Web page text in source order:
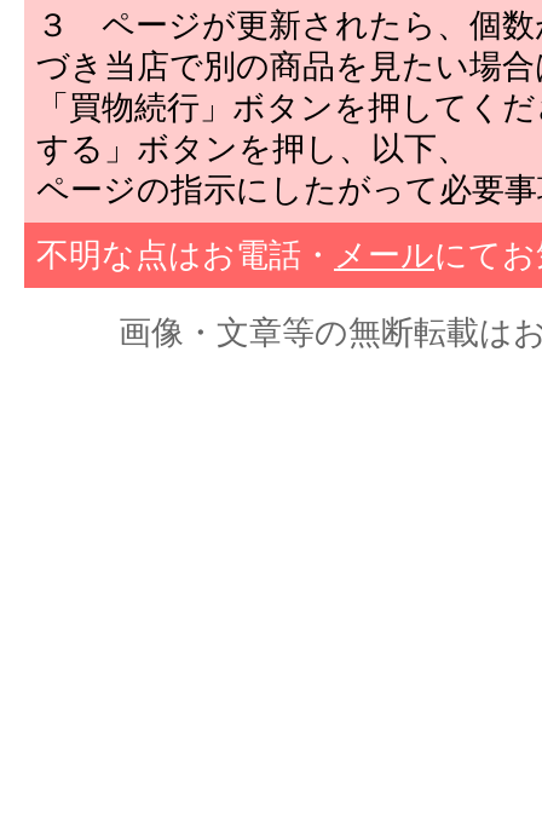
３ ページが更新されたら、個
づき当店で別の商品を見たい場
「買物続行」ボタンを押してく
する」ボタンを押し、以下、
ページの指示にしたがって必要
不明な点はお電話・ メールにて
画像・文章等の無断転載